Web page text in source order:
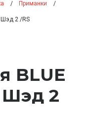
Приманки
Шэд 2 /RS
BLUE
Шэд 2